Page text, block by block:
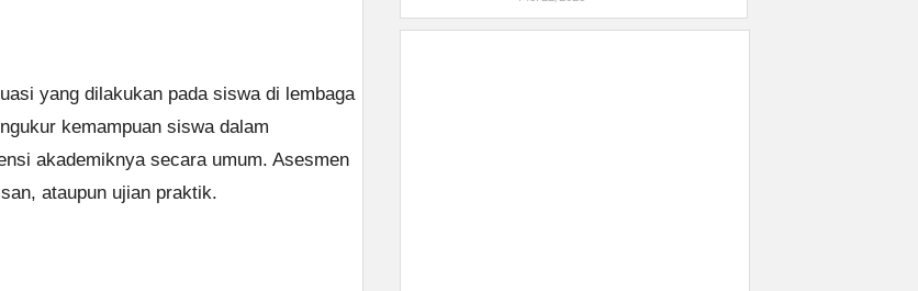
yang dilakukan pada siswa di lembaga
kemampuan siswa dalam
akademiknya secara umum. Asesmen
ataupun ujian praktik.